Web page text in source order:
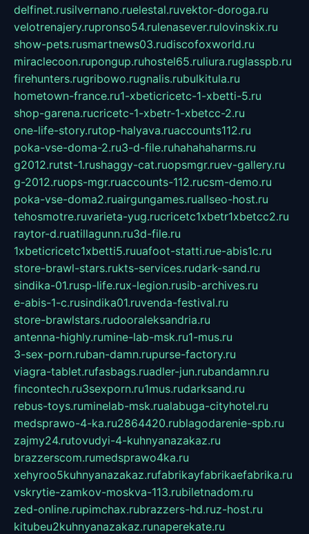
delfinet.rusilvernano.ruelestal.ruvektor-doroga.ru
velotrenajery.rupronso54.rulenasever.rulovinskix.ru
show-pets.rusmartnews03.rudiscofoxworld.ru
miraclecoon.rupongup.ruhostel65.ruliura.ruglasspb.ru
firehunters.rugribowo.rugnalis.rubulkitula.ru
hometown-france.ru1-xbeticricetc-1-xbetti-5.ru
shop-garena.rucricetc-1-xbetr-1-xbetcc-2.ru
one-life-story.rutop-halyava.ruaccounts112.ru
poka-vse-doma-2.ru3-d-file.ruhahahaharms.ru
g2012.rutst-1.rushaggy-cat.ruopsmgr.ruev-gallery.ru
g-2012.ruops-mgr.ruaccounts-112.rucsm-demo.ru
poka-vse-doma2.ruairgungames.ruallseo-host.ru
tehosmotre.ruvarieta-yug.rucricetc1xbetr1xbetcc2.ru
raytor-d.ruatillagunn.ru3d-file.ru
1xbeticricetc1xbetti5.ruuafoot-statti.rue-abis1c.ru
store-brawl-stars.rukts-services.rudark-sand.ru
sindika-01.rusp-life.rux-legion.rusib-archives.ru
e-abis-1-c.rusindika01.ruvenda-festival.ru
store-brawlstars.rudooraleksandria.ru
antenna-highly.rumine-lab-msk.ru1-mus.ru
3-sex-porn.ruban-damn.rupurse-factory.ru
viagra-tablet.rufasbags.ruadler-jun.rubandamn.ru
fincontech.ru3sexporn.ru1mus.rudarksand.ru
rebus-toys.ruminelab-msk.rualabuga-cityhotel.ru
medsprawo-4-ka.ru2864420.rublagodarenie-spb.ru
zajmy24.rutovudyi-4-kuhnyanazakaz.ru
brazzerscom.rumedsprawo4ka.ru
xehyroo5kuhnyanazakaz.rufabrikayfabrikaefabrika.ru
vskrytie-zamkov-moskva-113.rubiletnadom.ru
zed-online.rupimchax.rubrazzers-hd.ruz-host.ru
kitubeu2kuhnyanazakaz.runaperekate.ru